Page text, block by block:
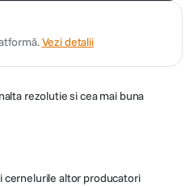
Vezi detalii
rezolutie si cea mai buna
cernelurile altor producatori